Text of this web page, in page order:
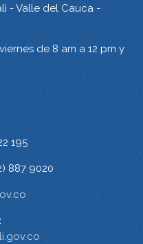
- Valle del Cauca -
de 8 am a 12 pm y
195
887 9020